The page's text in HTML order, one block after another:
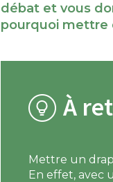
débat et vous
pourquoi mettre
À
Mettre un
En effet, avec